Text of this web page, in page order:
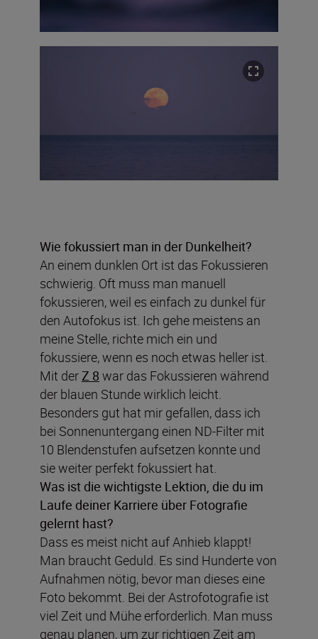
Wie fokussiert man in der Dunkelheit?
An einem dunklen Ort ist das Fokussieren
schwierig. Oft muss man manuell
fokussieren, weil es einfach zu dunkel für
den Autofokus ist. Ich gehe meistens an
meine Stelle, richte mich ein und
fokussiere, wenn es noch etwas heller ist.
Mit derZ 8 war das Fokussieren während
der blauen Stunde wirklich leicht.
Besonders gut hat mir gefallen, dass ich
bei Sonnenuntergang einen ND-Filter mit
10 Blendenstufen aufsetzen konnte und
sie weiter perfekt fokussiert hat.
Was ist die wichtigste Lektion, die du im
Laufe deiner Karriere über Fotografie
gelernt hast?
Dass es meist nicht auf Anhieb klappt!
Man braucht Geduld. Es sind Hunderte von
Aufnahmen nötig, bevor man dieses eine
Foto bekommt. Bei der Astrofotografie ist
viel Zeit und Mühe erforderlich. Man muss
genau planen, um zur richtigen Zeit am